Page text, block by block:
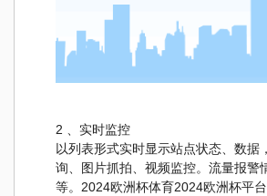
2 、实时监控
以列表形式实时显示站点状态、数据
询、图片抓拍、视频监控。流量报警
等。2024欧洲杯体育2024欧洲杯平